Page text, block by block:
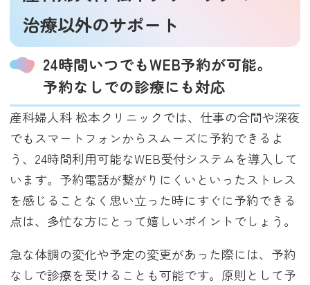
治療以外のサポート
24時間いつでもWEB予約が可能。
予約なしでの診療にも対応
産科婦人科 松本クリニックでは、仕事の合間や深夜
でもスマートフォンからスムーズに予約できるよ
う、24時間利用可能なWEB受付システムを導入して
います。予約電話が繋がりにくいといったストレス
を感じることなく思い立った時にすぐに予約できる
点は、多忙な方にとって嬉しいポイントでしょう。
急な体調の変化や予定の変更があった際には、予約
なしで診療を受けることも可能です。原則として予